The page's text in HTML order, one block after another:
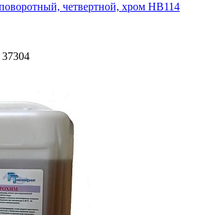
четвертной, хром HB114